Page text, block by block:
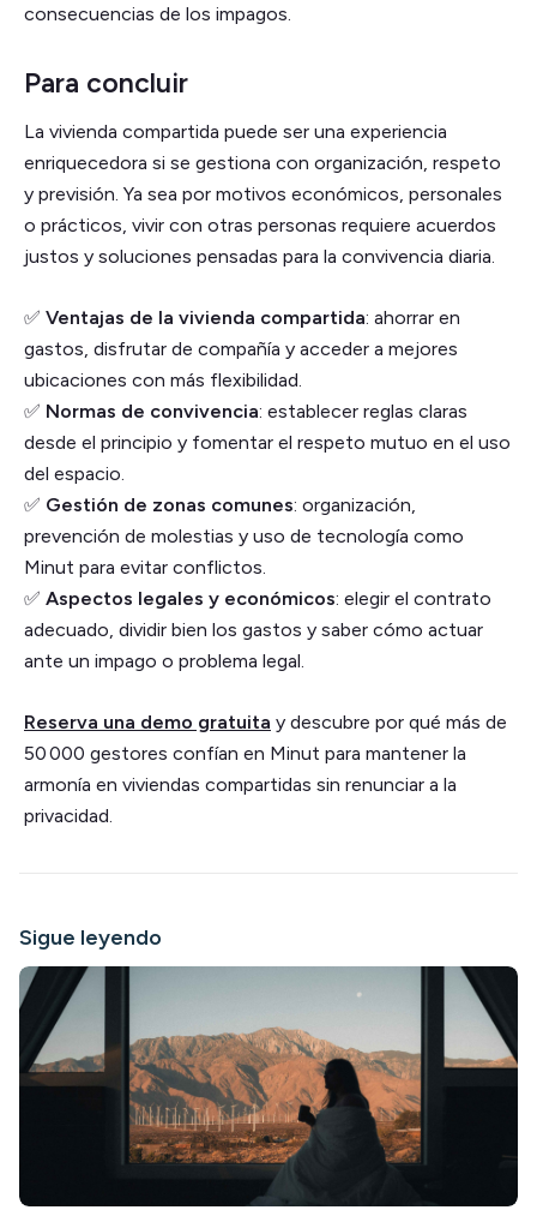
consecuencias de los impagos.
Para concluir
La vivienda compartida puede ser una experiencia
enriquecedora si se gestiona con organización, respeto
y previsión. Ya sea por motivos económicos, personales
o prácticos, vivir con otras personas requiere acuerdos
justos y soluciones pensadas para la convivencia diaria.
✅ Ventajas de la vivienda compartida: ahorrar en
gastos, disfrutar de compañía y acceder a mejores
ubicaciones con más flexibilidad.
✅ Normas de convivencia: establecer reglas claras
desde el principio y fomentar el respeto mutuo en el uso
del espacio.
✅ Gestión de zonas comunes: organización,
prevención de molestias y uso de tecnología como
Minut para evitar conflictos.
✅ Aspectos legales y económicos: elegir el contrato
adecuado, dividir bien los gastos y saber cómo actuar
ante un impago o problema legal.
Reserva una demo gratuita y descubre por qué más de
50 000 gestores confían en Minut para mantener la
armonía en viviendas compartidas sin renunciar a la
privacidad.
Sigue leyendo